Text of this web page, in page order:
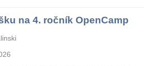
na 4. ročník OpenCamp